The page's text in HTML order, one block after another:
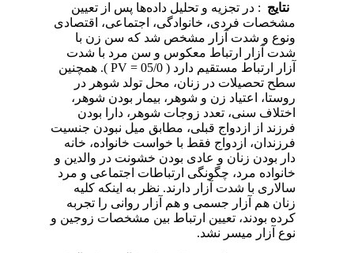
نتایج‌: در تجزیه‌ و تحلیل‌ داده‌ها پس‌ از تعیین‌
مشخصات‌ فردی‌، خانوادگی‌، اجتماعی‌، اقتصادی‌
ونوع‌ و شدت‌ آزار مشخص‌ شد که‌ سن‌ زن‌ با
شدت‌ آزار ارتباط‌ معکوس‌ و سن‌ مرد با شدت‌
آزار ارتباط‌ مستقیم‌ دارد ( 05/0 = PV ). همچنین‌
سطح‌ تحصیلات‌ در زنان‌، محل‌ تولد شوهر در
روستا، اعتیاد زن‌ و شوهر، بیمار بودن‌ شوهر،
اختلاف‌ سنی‌، تعدد زوجات‌ شوهر، دارا بودن‌
فرزند از ازدواج‌ قبلی‌، مطابق‌ میل‌ نبودن‌ جنسیت‌
فرزندان‌، ازدواج‌ فقط‌ با خواست‌ خانواده‌، خانه‌
دار بودن‌ زنان‌ و عادی‌ بودن‌ خشونت‌ در والدین‌ و
خانواده‌ مرد، چگونگی‌ ارتباطات‌ اجتماعی‌ و مرد
سالاری‌ با شدت‌ آزار دارند. نظر به‌ اینکه‌ کلیه‌
زنان‌ هم‌ آزار جسمی‌ و هم‌ آزار روانی‌ را تجربه‌
کرده‌ بودند، تعیین‌ ارتباط‌ بین‌ مشخصات‌ زوجین‌ و
نوع‌ آزار میسر نشد.